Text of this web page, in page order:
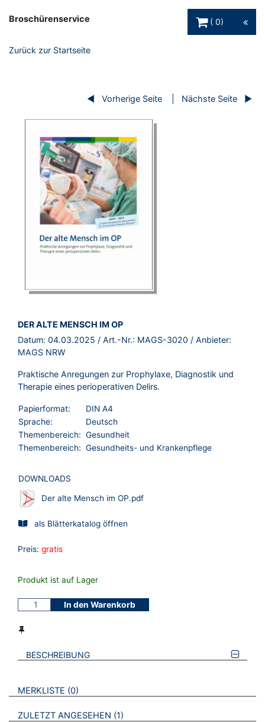
Broschürenservice
0
Zurück zur Startseite
Vorherige Seite Nächste Seite
BROSCHÜRE:
DER ALTE MENSCH IM OP
Datum: 04.03.2025 / Art.-Nr.: MAGS-3020 / Anbieter:
MAGS NRW
Praktische Anregungen zur Prophylaxe, Diagnostik und
Therapie eines perioperativen Delirs.
Papierformat:
DIN A4
Sprache:
Deutsch
Themenbereich: Gesundheit
Themenbereich: Gesundheits- und Krankenpflege
DOWNLOADS
Der alte Mensch im OP.pdf
als Blätterkatalog öffnen
Preis: gratis
Produkt ist auf Lager
In den Warenkorb
BESCHREIBUNG
VERWEISE AUF VERMERKTE- ODER ZULETZT ANGESEHENE
MERKLISTE 0 BROSCHÜREN
ZULETZT ANGESEHEN 1 BROSCHÜREN